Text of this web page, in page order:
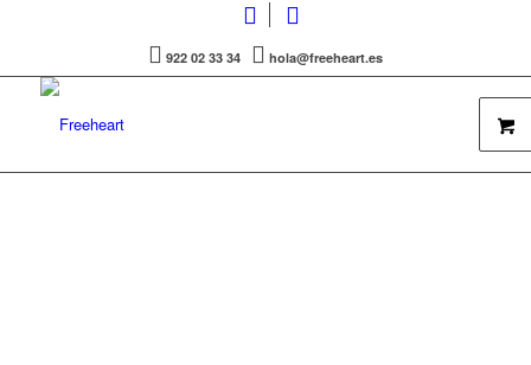
922 02 33 34 hola@freeheart.es